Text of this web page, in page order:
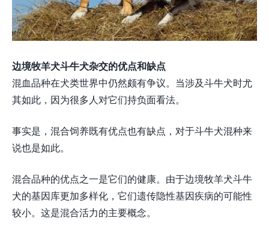
边境牧羊犬斗牛犬杂交的优点和缺点
混血品种在犬类世界中仍然颇有争议。当涉及斗牛犬时尤
其如此，因为很多人对它们持负面看法。
事实是，混合饲养既有优点也有缺点，对于斗牛犬混种来
说也是如此。
混合品种的优点之一是它们的健康。由于边境牧羊犬斗牛
犬的基因库更加多样化，它们遗传隐性基因疾病的可能性
较小。这是混合活力的主要概念。